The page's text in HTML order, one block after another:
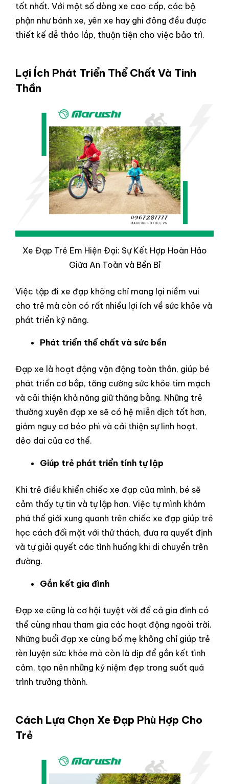
tốt nhất. Với một số dòng xe cao cấp, các bộ
phận như bánh xe, yên xe hay ghi đông đều được
thiết kế dễ tháo lắp, thuận tiện cho việc bảo trì.
Lợi Ích Phát Triển Thể Chất Và Tinh
Thần
Xe Đạp Trẻ Em Hiện Đại: Sự Kết Hợp Hoàn Hảo
Giữa An Toàn và Bền Bỉ
Việc tập đi xe đạp không chỉ mang lại niềm vui
cho trẻ mà còn có rất nhiều lợi ích về sức khỏe và
phát triển kỹ năng.
Phát triển thể chất và sức bền
Đạp xe là hoạt động vận động toàn thân, giúp bé
phát triển cơ bắp, tăng cường sức khỏe tim mạch
và cải thiện khả năng giữ thăng bằng. Những trẻ
thường xuyên đạp xe sẽ có hệ miễn dịch tốt hơn,
giảm nguy cơ béo phì và cải thiện sự linh hoạt,
dẻo dai của cơ thể.
Giúp trẻ phát triển tính tự lập
Khi trẻ điều khiển chiếc xe đạp của mình, bé sẽ
cảm thấy tự tin và tự lập hơn. Việc tự mình khám
phá thế giới xung quanh trên chiếc xe đạp giúp trẻ
học cách đối mặt với thử thách, đưa ra quyết định
và tự giải quyết các tình huống khi di chuyển trên
đường.
Gắn kết gia đình
Đạp xe cũng là cơ hội tuyệt vời để cả gia đình có
thể cùng nhau tham gia các hoạt động ngoài trời.
Những buổi đạp xe cùng bố mẹ không chỉ giúp trẻ
rèn luyện sức khỏe mà còn là dịp để gắn kết tình
cảm, tạo nên những kỷ niệm đẹp trong suốt quá
trình trưởng thành.
Cách Lựa Chọn Xe Đạp Phù Hợp Cho
Trẻ